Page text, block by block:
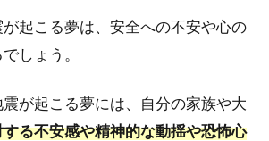
起こる夢は、安全への不安や心の
しょう。
が起こる夢には、自分の家族や大
る不安感や精神的な動揺や恐怖心